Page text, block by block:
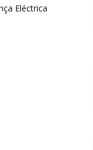
Eléctrica